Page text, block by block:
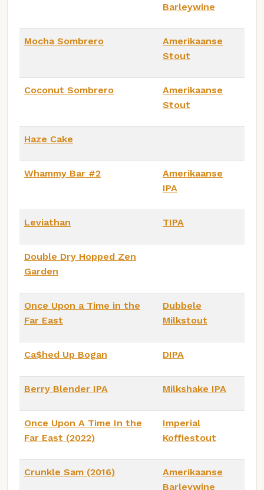
Barleywine
Mocha Sombrero
Amerikaanse
Stout
Coconut Sombrero
Amerikaanse
Stout
Haze Cake
Whammy Bar #2
Amerikaanse
IPA
Leviathan TIPA
Double Dry Hopped Zen
Garden
Once Upon a Time in the
Far East
Dubbele
Milkstout
Ca$hed Up Bogan DIPA
Berry Blender IPA Milkshake IPA
Once Upon A Time In the
Far East (2022)
Imperial
Koffiestout
Crunkle Sam (2016)
Amerikaanse
Barleywine